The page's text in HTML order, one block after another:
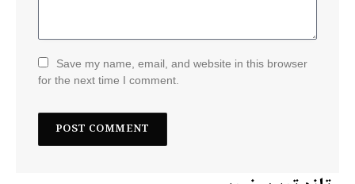
Save my name, email, and website in this browser
for the next time I comment.